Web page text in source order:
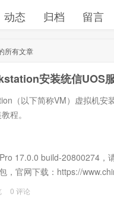
动态 归档 留言
所有文章
安装统信UOS
（以下简称VM）虚拟机安
程。
17.0.0 build-20800274，
，官网下载：https://
0 评论